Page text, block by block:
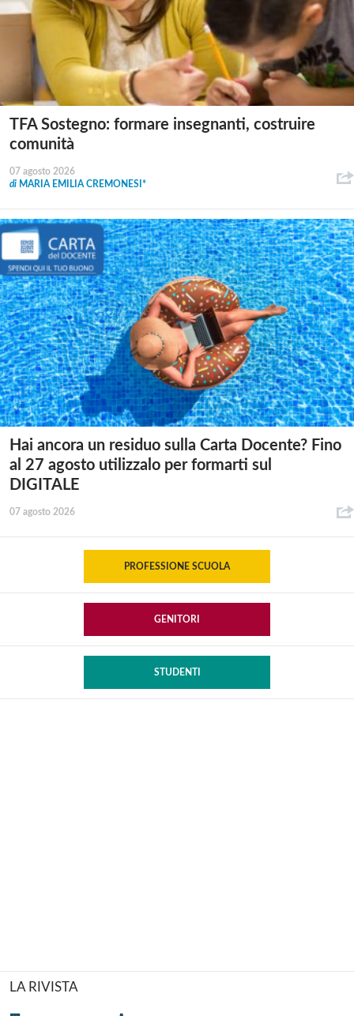
TFA Sostegno: formare insegnanti, costruire
comunità
07 agosto 2026
di MARIA EMILIA CREMONESI*
Hai ancora un residuo sulla Carta Docente? Fino
al 27 agosto utilizzalo per formarti sul
DIGITALE
07 agosto 2026
PROFESSIONE SCUOLA
GENITORI
STUDENTI
LA RIVISTA